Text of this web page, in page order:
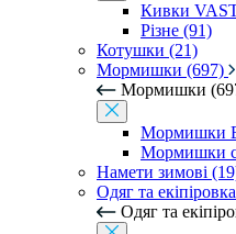
Кивки
Різне (91)
Котушки (21)
Мормишки (697)
Мормишки
Мормишки
Мормишки
Намети зимові
Одяг та
Одяг та